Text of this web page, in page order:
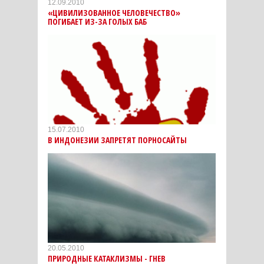
12.09.2010
«ЦИВИЛИЗОВАННОЕ ЧЕЛОВЕЧЕСТВО»
ПОГИБАЕТ ИЗ-ЗА ГОЛЫХ БАБ
15.07.2010
В ИНДОНЕЗИИ ЗАПРЕТЯТ ПОРНОСАЙТЫ
20.05.2010
ПРИРОДНЫЕ КАТАКЛИЗМЫ - ГНЕВ